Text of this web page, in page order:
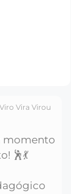
Vira Virou
momento
🕺💃